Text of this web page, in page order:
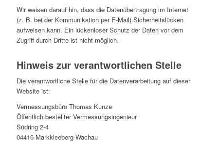
Wir weisen darauf hin, dass die Datenübertragung im Internet
(z. B. bei der Kommunikation per E-Mail) Sicherheitslücken
aufweisen kann. Ein lückenloser Schutz der Daten vor dem
Zugriff durch Dritte ist nicht möglich.
Hinweis zur verantwortlichen Stelle
Die verantwortliche Stelle für die Datenverarbeitung auf dieser
Website ist:
Vermessungsbüro Thomas Kunze
Öffentlich bestellter Vermessungsingenieur
Südring 2-4
04416 Markkleeberg-Wachau